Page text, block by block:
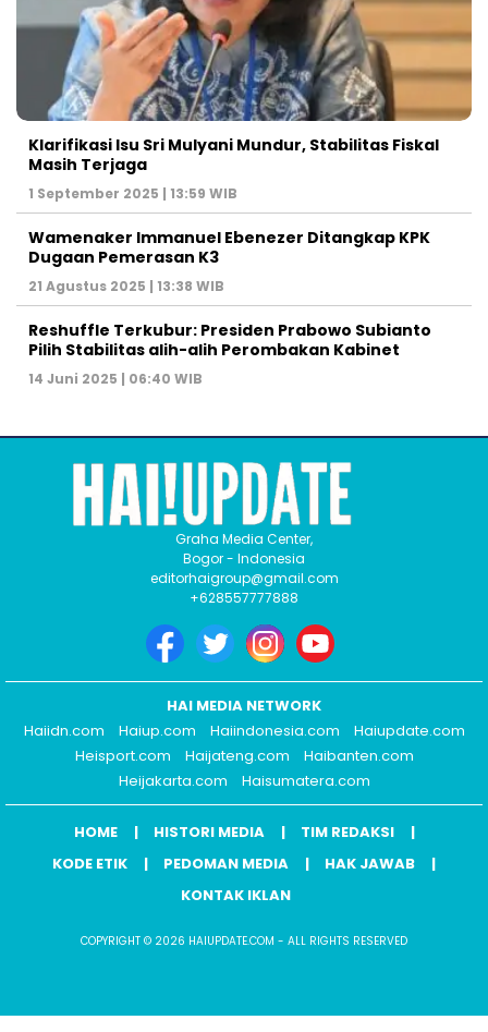
Klarifikasi Isu Sri Mulyani Mundur, Stabilitas Fiskal
Masih Terjaga
1 September 2025 | 13:59 WIB
Wamenaker Immanuel Ebenezer Ditangkap KPK
Dugaan Pemerasan K3
21 Agustus 2025 | 13:38 WIB
Reshuffle Terkubur: Presiden Prabowo Subianto
Pilih Stabilitas alih-alih Perombakan Kabinet
14 Juni 2025 | 06:40 WIB
Graha Media Center,
Bogor - Indonesia
editorhaigroup@gmail.com
+628557777888
HAI MEDIA NETWORK
Haiidn.com
Haiup.com Haiindonesia.com
Haiupdate.com
Heisport.com
Haijateng.com
Haibanten.com
Heijakarta.com
Haisumatera.com
HOME HISTORI MEDIA
TIM REDAKSI
KODE ETIK
PEDOMAN MEDIA
HAK JAWAB
KONTAK IKLAN
COPYRIGHT © 2026 HAIUPDATE.COM - ALL RIGHTS RESERVED